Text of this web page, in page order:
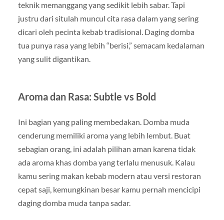
teknik memanggang yang sedikit lebih sabar. Tapi
justru dari situlah muncul cita rasa dalam yang sering
dicari oleh pecinta kebab tradisional. Daging domba
tua punya rasa yang lebih “berisi,” semacam kedalaman
yang sulit digantikan.
Aroma dan Rasa: Subtle vs Bold
Ini bagian yang paling membedakan. Domba muda
cenderung memiliki aroma yang lebih lembut. Buat
sebagian orang, ini adalah pilihan aman karena tidak
ada aroma khas domba yang terlalu menusuk. Kalau
kamu sering makan kebab modern atau versi restoran
cepat saji, kemungkinan besar kamu pernah mencicipi
daging domba muda tanpa sadar.